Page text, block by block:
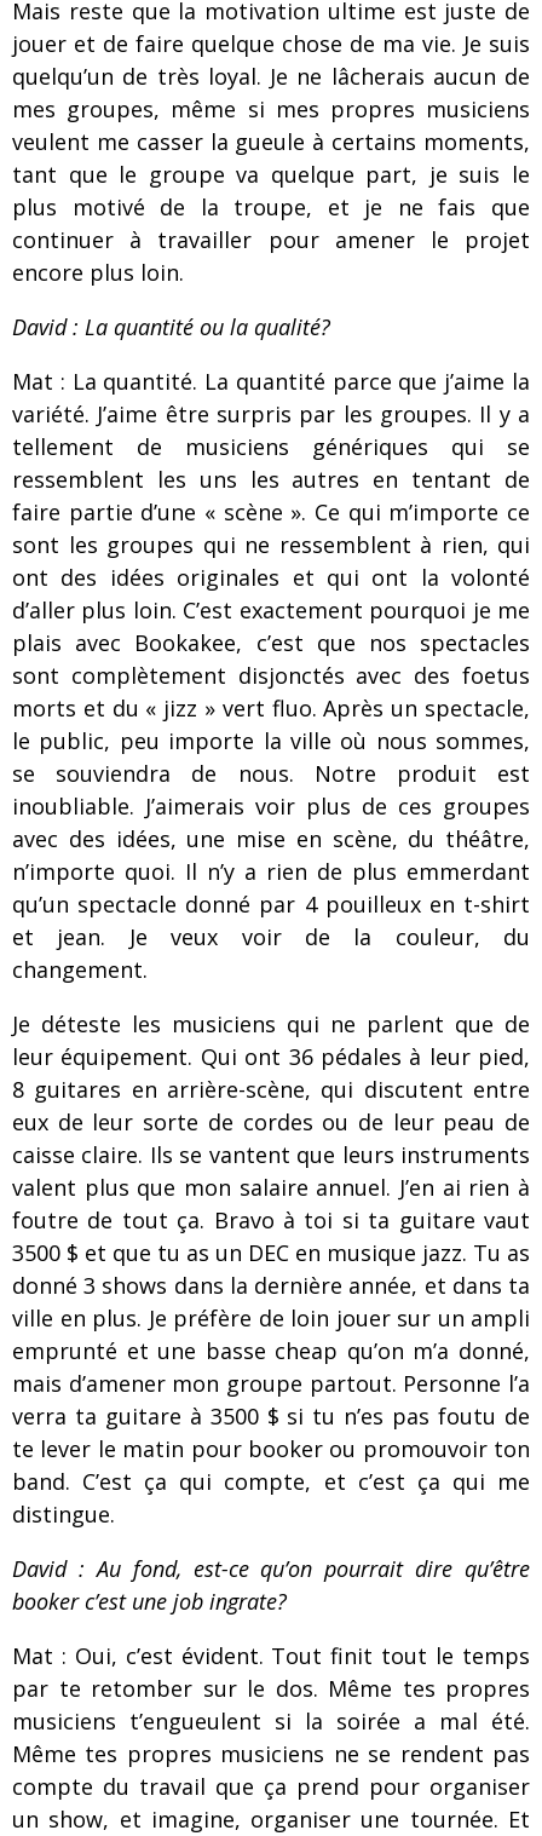
Mais reste que la motivation ultime est juste de
jouer et de faire quelque chose de ma vie. Je suis
quelqu’un de très loyal. Je ne lâcherais aucun de
mes groupes, même si mes propres musiciens
veulent me casser la gueule à certains moments,
tant que le groupe va quelque part, je suis le
plus motivé de la troupe, et je ne fais que
continuer à travailler pour amener le projet
encore plus loin.
David : La quantité ou la qualité?
Mat : La quantité. La quantité parce que j’aime la
variété. J’aime être surpris par les groupes. Il y a
tellement de musiciens génériques qui se
ressemblent les uns les autres en tentant de
faire partie d’une « scène ». Ce qui m’importe ce
sont les groupes qui ne ressemblent à rien, qui
ont des idées originales et qui ont la volonté
d’aller plus loin. C’est exactement pourquoi je me
plais avec Bookakee, c’est que nos spectacles
sont complètement disjonctés avec des foetus
morts et du « jizz » vert fluo. Après un spectacle,
le public, peu importe la ville où nous sommes,
se souviendra de nous. Notre produit est
inoubliable. J’aimerais voir plus de ces groupes
avec des idées, une mise en scène, du théâtre,
n’importe quoi. Il n’y a rien de plus emmerdant
qu’un spectacle donné par 4 pouilleux en t-shirt
et jean. Je veux voir de la couleur, du
changement.
Je déteste les musiciens qui ne parlent que de
leur équipement. Qui ont 36 pédales à leur pied,
8 guitares en arrière-scène, qui discutent entre
eux de leur sorte de cordes ou de leur peau de
caisse claire. Ils se vantent que leurs instruments
valent plus que mon salaire annuel. J’en ai rien à
foutre de tout ça. Bravo à toi si ta guitare vaut
3500 $ et que tu as un DEC en musique jazz. Tu as
donné 3 shows dans la dernière année, et dans ta
ville en plus. Je préfère de loin jouer sur un ampli
emprunté et une basse cheap qu’on m’a donné,
mais d’amener mon groupe partout. Personne l’a
verra ta guitare à 3500 $ si tu n’es pas foutu de
te lever le matin pour booker ou promouvoir ton
band. C’est ça qui compte, et c’est ça qui me
distingue.
David : Au fond, est-ce qu’on pourrait dire qu’être
booker c’est une job ingrate?
Mat : Oui, c’est évident. Tout finit tout le temps
par te retomber sur le dos. Même tes propres
musiciens t’engueulent si la soirée a mal été.
Même tes propres musiciens ne se rendent pas
compte du travail que ça prend pour organiser
un show, et imagine, organiser une tournée. Et